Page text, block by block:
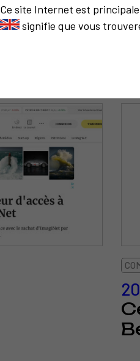
Ce site Internet est
signifie que vous